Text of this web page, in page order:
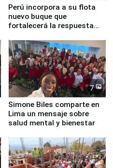
Perú incorpora a su flota
nuevo buque que
fortalecerá la respuesta
7
Simone Biles comparte en
Lima un mensaje sobre
salud mental y bienestar